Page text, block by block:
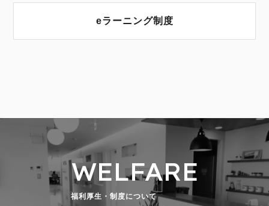
eラーニング制度
WELFARE
福利厚生・制度について